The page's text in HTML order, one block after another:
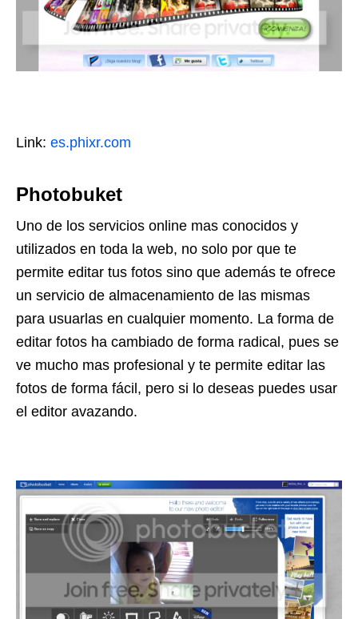
Link: es.phixr.com
Photobuket
Uno de los servicios online mas conocidos y
utilizados en toda la web, no solo por que te
permite editar tus fotos sino que además te ofrece
un servicio de almacenamiento de las mismas
para usuarlas en cualquier momento. La forma de
editar fotos ha cambiado de forma radical, pues se
ve mucho mas profesional y te permite editar las
fotos de forma fácil, pero si lo deseas puedes usar
el editor avazando.